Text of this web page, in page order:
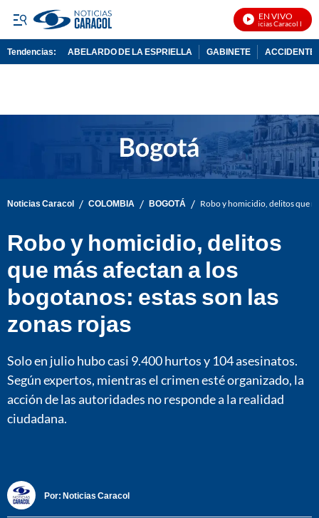
EN VIVO
Noticias Caracol En Vivo
Tendencias: ABELARDO DE LA ESPRIELLA GABINETE ACCIDENTE
Noticias Caracol / COLOMBIA / BOGOTÁ / Robo y homicidio, delitos que
Robo y homicidio, delitos
que más afectan a los
bogotanos: estas son las
zonas rojas
Solo en julio hubo casi 9.400 hurtos y 104 asesinatos.
Según expertos, mientras el crimen esté organizado, la
acción de las autoridades no responde a la realidad
ciudadana.
Por: Noticias Caracol